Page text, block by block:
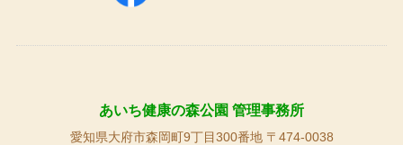
あいち健康の森公園 管理事務所
愛知県大府市森岡町9丁目300番地 〒474-0038